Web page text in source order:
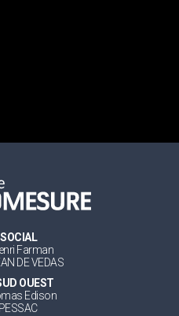
Farman
DE VEDAS
OUEST
Edison